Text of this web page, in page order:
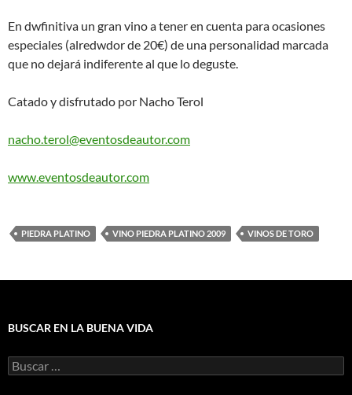
En dwfinitiva un gran vino a tener en cuenta para ocasiones
especiales (alredwdor de 20€) de una personalidad marcada
que no dejará indiferente al que lo deguste.
Catado y disfrutado por Nacho Terol
nacho.terol@eventosdeautor.com
www.eventosdeautor.com
PIEDRA PLATINO VINO PIEDRA PLATINO 2009 VINOS DE TORO
BUSCAR EN LA BUENA VIDA
Buscar: